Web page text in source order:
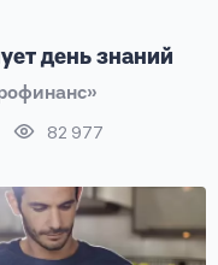
день знаний
82 977